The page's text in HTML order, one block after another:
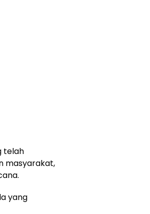
telah
masyarakat,
yang